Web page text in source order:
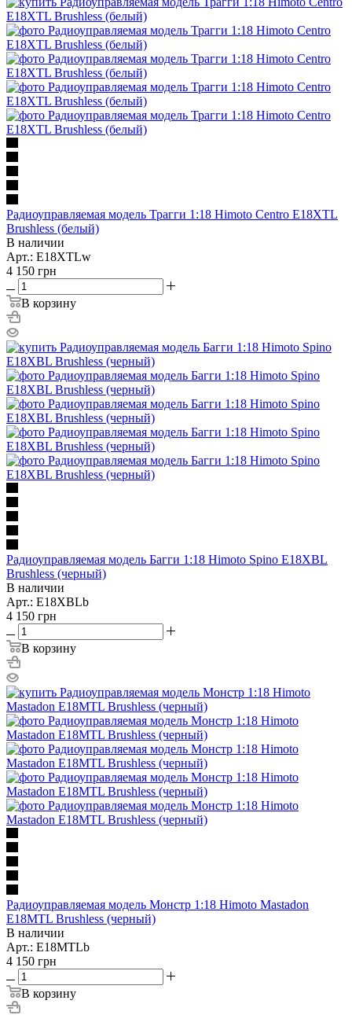
Радиоуправляемая модель Трагги 1:18 Himoto Centro E18XTL
Brushless (белый)
В наличии
Арт.: E18XTLw
4 150 грн
В корзину
Радиоуправляемая модель Багги 1:18 Himoto Spino E18XBL
Brushless (черный)
В наличии
Арт.: E18XBLb
4 150 грн
В корзину
Радиоуправляемая модель Монстр 1:18 Himoto Mastadon
E18MTL Brushless (черный)
В наличии
Арт.: E18MTLb
4 150 грн
В корзину